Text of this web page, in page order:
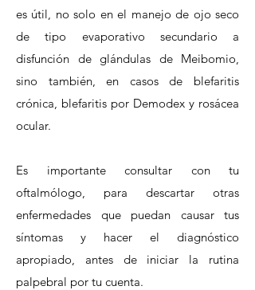
es útil, no solo en el manejo de ojo seco
de tipo evaporativo secundario a
disfunción de glándulas de Meibomio,
sino también, en casos de blefaritis
crónica, blefaritis por Demodex y rosácea
ocular.
Es importante consultar con tu
oftalmólogo, para descartar otras
enfermedades que puedan causar tus
síntomas y hacer el diagnóstico
apropiado, antes de iniciar la rutina
palpebral por tu cuenta.